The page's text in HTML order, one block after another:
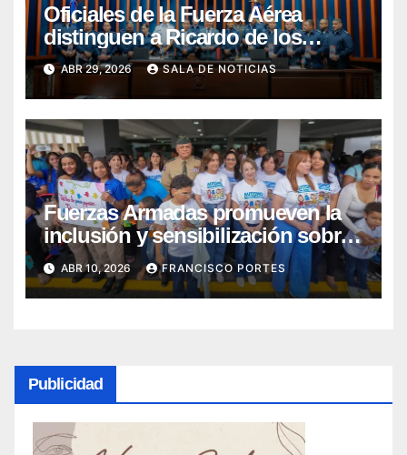
Oficiales de la Fuerza Aérea
distinguen a Ricardo de los
Santos por su compromiso con
excelencia académica
ABR 29, 2026 SALA DE NOTICIAS
Fuerzas Armadas promueven la
inclusión y sensibilización sobre
el autismo con la caminata “Un
Paseo Azul”
ABR 10, 2026 FRANCISCO PORTES
Publicidad